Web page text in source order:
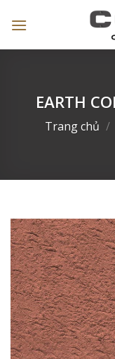
EARTH
Trang chủ /